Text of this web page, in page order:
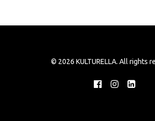
© 2026 KULTURELLA. All rights